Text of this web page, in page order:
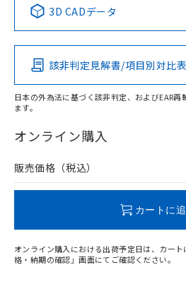
Pb Hg
O
在庫等で未対応品が混在する可能
問い合わせください。
この製品の規
その他の認証はこちらのペ
3D CADデータ
該非判定見解書/項目別対比表
日本の外為法に基づく該非判定、およびEAR
ます。
オンライン購入
販売価格（税込）
カートに
オンライン購入における出荷予定日は、カー
格・納期の確認」画面にてご確認ください。